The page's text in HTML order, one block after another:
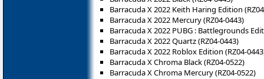
Barracuda X 2022 Keith Haring Edition
Barracuda X 2022 Mercury (RZ04-0443)
Barracuda X 2022 PUBG : Battlegrounds
Barracuda X 2022 Quartz (RZ04-0443)
Barracuda X 2022 Roblox Edition (RZ04-
Barracuda X Chroma Black (RZ04-0522)
Barracuda X Chroma Mercury (RZ04-0522)